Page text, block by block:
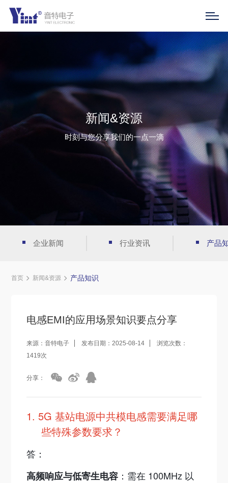
新闻&资源
时刻与您分享我们的一点一滴
企业新闻 行业资讯 产品
首页 新闻&资源 产品知识
电感EMI的应用场景知识要点分享
来源：音特电子 发布日期：2025-08-14
浏览次数：
1419次
分享：
1.5G 基站电源中共模电感需要满足哪
些特殊参数要求？​
答：
高频响应与低寄生电容 ：需在 100MHz 以